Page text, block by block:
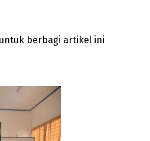
berbagi artikel ini